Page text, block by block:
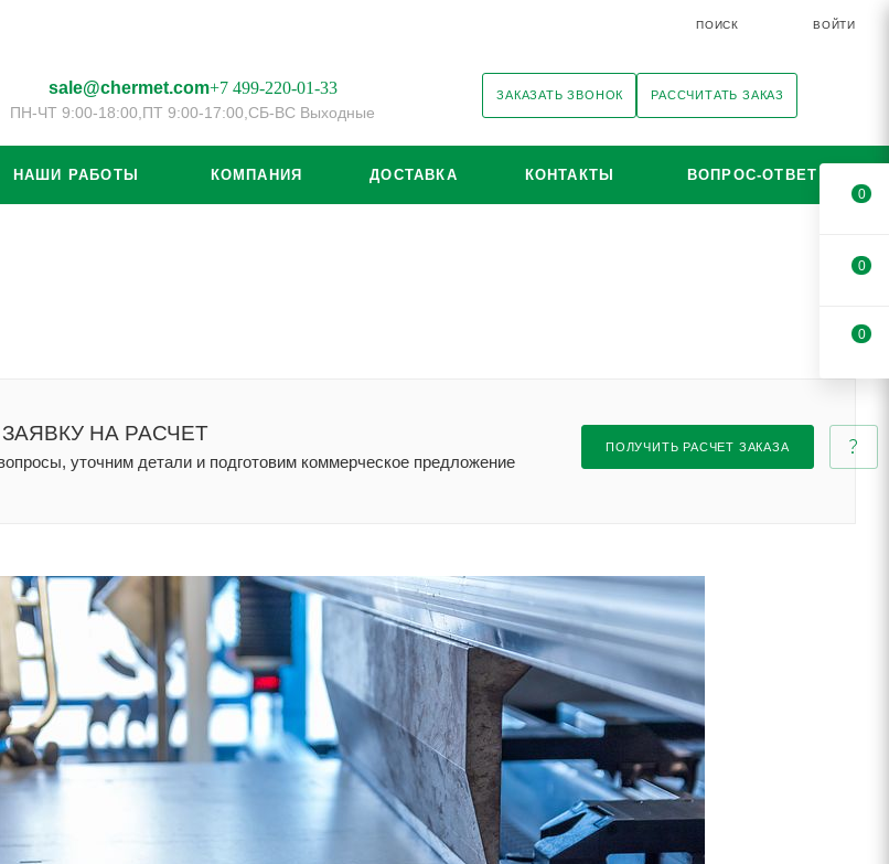
ПОИСК ВОЙТИ
sale@chermet.com+7 499-220-01-33
ПН-ЧТ 9:00-18:00, ПТ 9:00-17:00, СБ-ВС Выходные
ЗАКАЗАТЬ ЗВОНОК РАССЧИТАТЬ ЗАКАЗ
НАШИ РАБОТЫ КОМПАНИЯ ДОСТАВКА КОНТАКТЫ ВОПРОС-ОТВЕТ
НА РАСЧЕТ
уточним детали и подготовим коммерческое предложение
ПОЛУЧИТЬ РАСЧЕТ ЗАКАЗА
0
0
0